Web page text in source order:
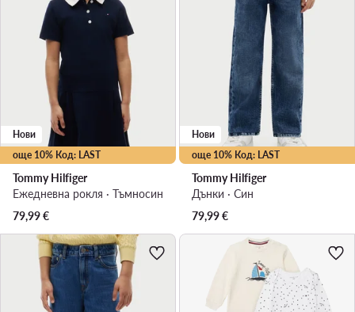
още 10% Код: LAST
Нови
Tommy Hilfiger
Ежедневна рокля · Тъмносин
79,99€
още 10% Код: LAST
Нови
Tommy Hilfiger
Дънки · Син
79,99€